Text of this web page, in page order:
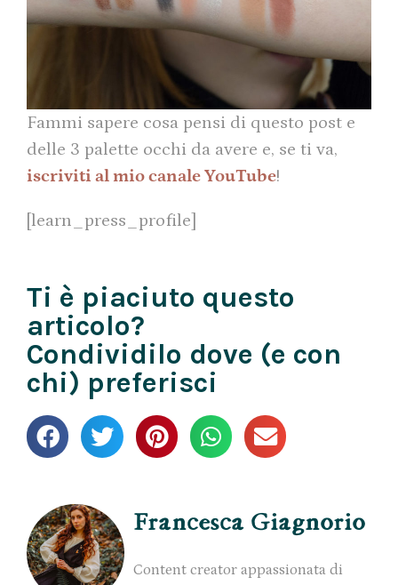
Fammi sapere cosa pensi di questo post e
delle 3 palette occhi da avere e, se ti va,
iscriviti al mio canale YouTube!
[learn_press_profile]
Ti è piaciuto questo
articolo?
Condividilo dove (e con
chi) preferisci
Francesca Giagnorio
Content creator appassionata di